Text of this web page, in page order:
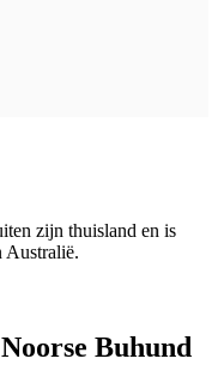
zijn thuisland en is
Australië.
Buhund